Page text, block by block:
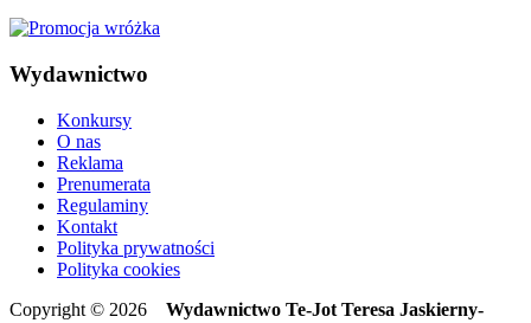
Wydawnictwo
Konkursy
O nas
Reklama
Prenumerata
Regulaminy
Kontakt
Polityka prywatności
Polityka cookies
Copyright © 2026 Wydawnictwo Te-Jot Teresa Jaskierny-